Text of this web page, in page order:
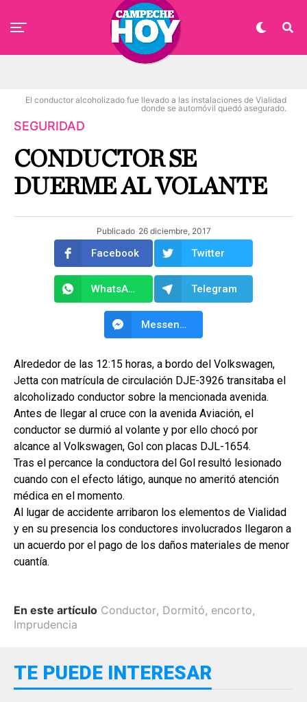
El conductor alcoholizado fue llevado a las instalaciones de Vialidad
donde se automóvil quedó asegurado.
SEGURIDAD
CONDUCTOR SE
DUERME AL VOLANTE
Publicado 26 diciembre, 2017
Facebook Twitter
WhatsApp Telegram
Messenger
Alrededor de las 12:15 horas, a bordo del Volkswagen,
Jetta con matrícula de circulación DJE-3926 transitaba el
alcoholizado conductor sobre la mencionada avenida.
Antes de llegar al cruce con la avenida Aviación, el
conductor se durmió al volante y por ello chocó por
alcance al Volkswagen, Gol con placas DJL-1654.
Tras el percance la conductora del Gol resultó lesionado
cuando con el efecto látigo, aunque no ameritó atención
médica en el momento.
Al lugar de accidente arribaron los elementos de Vialidad
y en su presencia los conductores involucrados llegaron a
un acuerdo por el pago de los daños materiales de menor
cuantía.
En este artículo Conductor, Dormitó, encorto,
Imprudencia
TE PUEDE INTERESAR